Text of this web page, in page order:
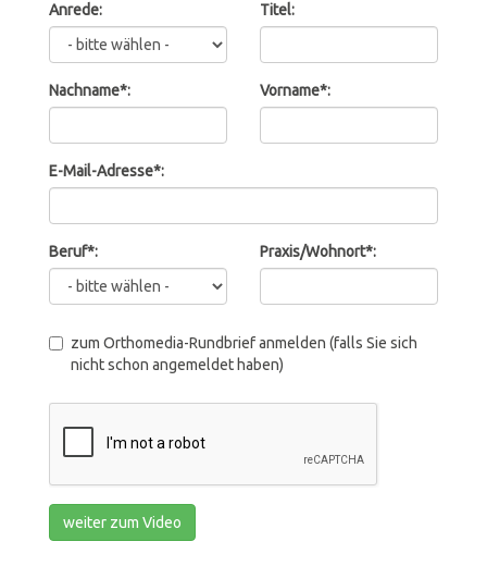
Anrede: Titel:
Nachname*: Vorname*:
E-Mail-Adresse*:
Beruf*: Praxis/Wohnort*:
zum Orthomedia-Rundbrief anmelden (falls Sie sich
nicht schon angemeldet haben)
weiter zum Video